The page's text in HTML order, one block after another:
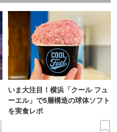
いま大注目！横浜「クール フュ
ーエル」で5層構造の球体ソフト
を実食レポ